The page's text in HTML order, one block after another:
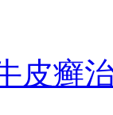
皮癣